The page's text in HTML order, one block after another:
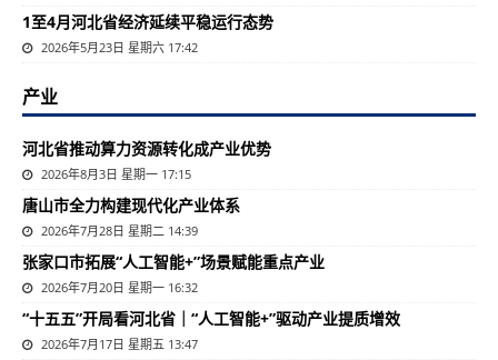
1至4月河北省经济延续平稳运行态势
2026年5月23日 星期六 17:42
产业
河北省推动算力资源转化成产业优势
2026年8月3日 星期一 17:15
唐山市全力构建现代化产业体系
2026年7月28日 星期二 14:39
张家口市拓展“人工智能+”场景赋能重点产业
2026年7月20日 星期一 16:32
“十五五”开局看河北省｜“人工智能+”驱动产业提质增效
2026年7月17日 星期五 13:47